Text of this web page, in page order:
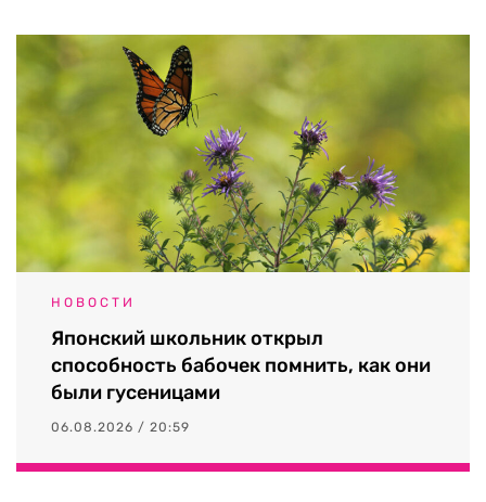
НОВОСТИ
Японский школьник открыл
способность бабочек помнить, как они
были гусеницами
06.08.2026 / 20:59